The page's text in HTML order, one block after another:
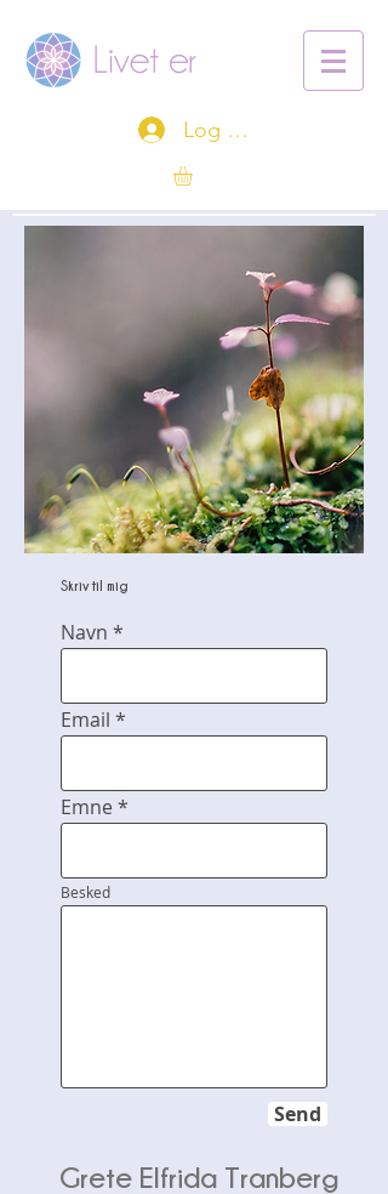
Log ind
Skriv til mig
Navn
Email
Emne
Besked
Send
Grete Elfrida Tranberg